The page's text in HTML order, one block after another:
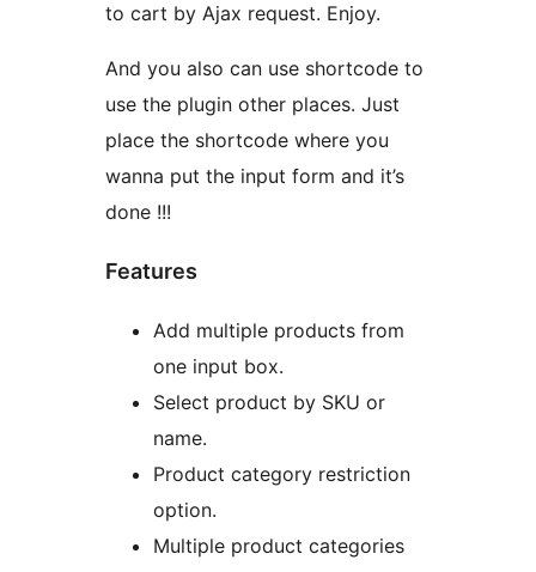
to cart by Ajax request. Enjoy.
And you also can use shortcode to
use the plugin other places. Just
place the shortcode where you
wanna put the input form and it’s
done !!!
Features
Add multiple products from
one input box.
Select product by SKU or
name.
Product category restriction
option.
Multiple product categories